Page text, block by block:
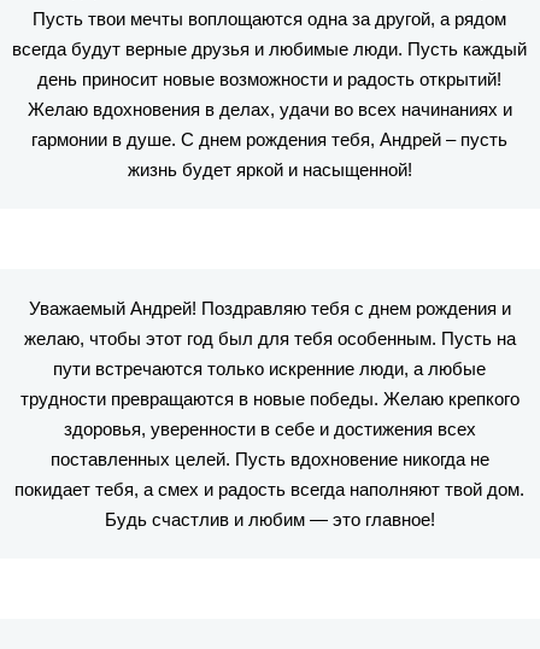
Пусть твои мечты воплощаются одна за другой, а рядом
всегда будут верные друзья и любимые люди. Пусть каждый
день приносит новые возможности и радость открытий!
Желаю вдохновения в делах, удачи во всех начинаниях и
гармонии в душе. С днем рождения тебя, Андрей – пусть
жизнь будет яркой и насыщенной!
Уважаемый Андрей! Поздравляю тебя с днем рождения и
желаю, чтобы этот год был для тебя особенным. Пусть на
пути встречаются только искренние люди, а любые
трудности превращаются в новые победы. Желаю крепкого
здоровья, уверенности в себе и достижения всех
поставленных целей. Пусть вдохновение никогда не
покидает тебя, а смех и радость всегда наполняют твой дом.
Будь счастлив и любим — это главное!